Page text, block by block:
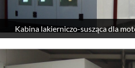
Kabina lakierniczo-susząca dla